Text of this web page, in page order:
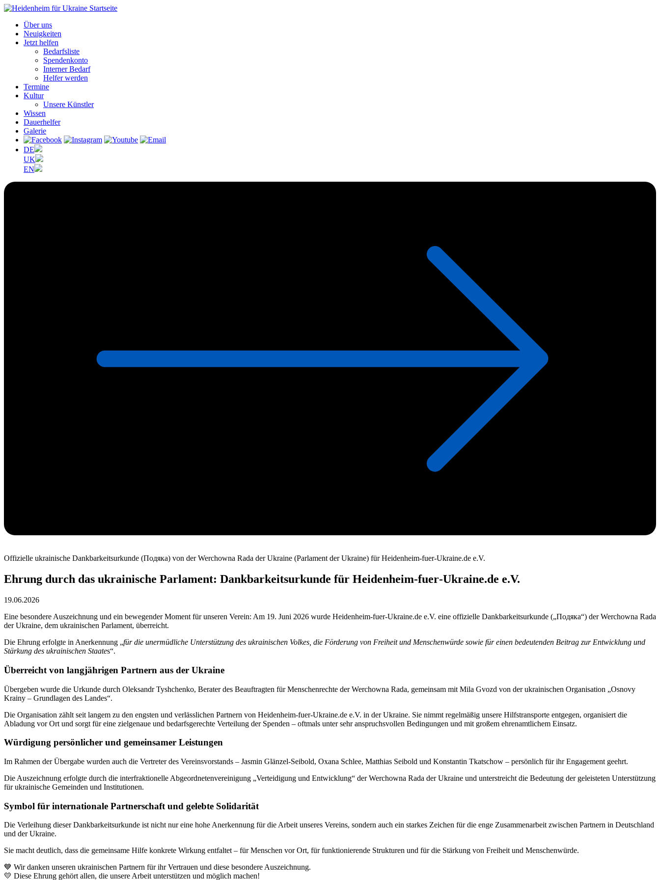
Über uns
Neuigkeiten
Jetzt helfen
Bedarfsliste
Spendenkonto
Interner Bedarf
Helfer werden
Termine
Kultur
Unsere Künstler
Wissen
Dauerhelfer
Galerie
DE
UK
EN
Offizielle ukrainische Dankbarkeitsurkunde (Подяка) von der Werchowna Rada der Ukraine (Parlament der Ukraine) für Heidenheim-fuer-Ukraine.de e.V.
Ehrung durch das ukrainische Parlament: Dankbarkeitsurkunde für Heidenheim‑fuer‑Ukraine.de e.V.
19.06.2026
Eine besondere Auszeichnung und ein bewegender Moment für unseren Verein: Am 19. Juni 2026 wurde Heidenheim‑fuer‑Ukraine.de e.V. eine offizielle Dankbarkeitsurkunde („Подяка“) der Werchowna Rada
der Ukraine, dem ukrainischen Parlament, überreicht.
Die Ehrung erfolgte in Anerkennung „für die unermüdliche Unterstützung des ukrainischen Volkes, die Förderung von Freiheit und Menschenwürde sowie für einen bedeutenden Beitrag zur Entwicklung und
Stärkung des ukrainischen Staates“.
Überreicht von langjährigen Partnern aus der Ukraine
Übergeben wurde die Urkunde durch Oleksandr Tyshchenko, Berater des Beauftragten für Menschenrechte der Werchowna Rada, gemeinsam mit Mila Gvozd von der ukrainischen Organisation „Osnovy
Krainy – Grundlagen des Landes“.
Die Organisation zählt seit langem zu den engsten und verlässlichen Partnern von Heidenheim‑fuer‑Ukraine.de e.V. in der Ukraine. Sie nimmt regelmäßig unsere Hilfstransporte entgegen, organisiert die
Abladung vor Ort und sorgt für eine zielgenaue und bedarfsgerechte Verteilung der Spenden – oftmals unter sehr anspruchsvollen Bedingungen und mit großem ehrenamtlichem Einsatz.
Würdigung persönlicher und gemeinsamer Leistungen
Im Rahmen der Übergabe wurden auch die Vertreter des Vereinsvorstands – Jasmin Glänzel‑Seibold, Oxana Schlee, Matthias Seibold und Konstantin Tkatschow – persönlich für ihr Engagement geehrt.
Die Auszeichnung erfolgte durch die interfraktionelle Abgeordnetenvereinigung „Verteidigung und Entwicklung“ der Werchowna Rada der Ukraine und unterstreicht die Bedeutung der geleisteten Unterstützung
für ukrainische Gemeinden und Institutionen.
Symbol für internationale Partnerschaft und gelebte Solidarität
Die Verleihung dieser Dankbarkeitsurkunde ist nicht nur eine hohe Anerkennung für die Arbeit unseres Vereins, sondern auch ein starkes Zeichen für die enge Zusammenarbeit zwischen Partnern in Deutschland
und der Ukraine.
Sie macht deutlich, dass die gemeinsame Hilfe konkrete Wirkung entfaltet – für Menschen vor Ort, für funktionierende Strukturen und für die Stärkung von Freiheit und Menschenwürde.
💙 Wir danken unseren ukrainischen Partnern für ihr Vertrauen und diese besondere Auszeichnung.
💛 Diese Ehrung gehört allen, die unsere Arbeit unterstützen und möglich machen!